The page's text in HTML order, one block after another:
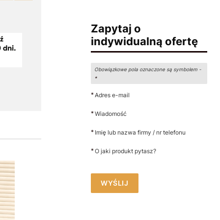
Zapytaj o
indywidualną ofertę
Obowiązkowe pola oznaczone są symbolem -
*
*Adres e-mail
*Wiadomość
* Imię lub nazwa firmy / nr telefonu
*O jaki produkt pytasz?
WYŚLIJ